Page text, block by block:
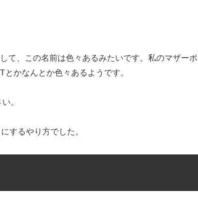
て、この名前は色々あるみたいです。私のマザーボ
かなんとか色々あるようです。
。
するやり方でした。